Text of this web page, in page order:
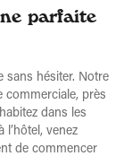
parfaite
sans hésiter. Notre
commerciale, près
dans les
venez
de commencer